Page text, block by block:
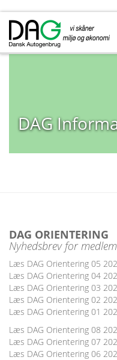
DAG
DAG ORIENTERING
Nyhedsbrev for
Læs DAG Orientering 05
Læs DAG Orientering 04
Læs DAG Orientering 03
Læs DAG Orientering 02
Læs DAG Orientering 01
Læs DAG Orientering 08
Læs DAG Orientering 07
Læs DAG Orientering 06